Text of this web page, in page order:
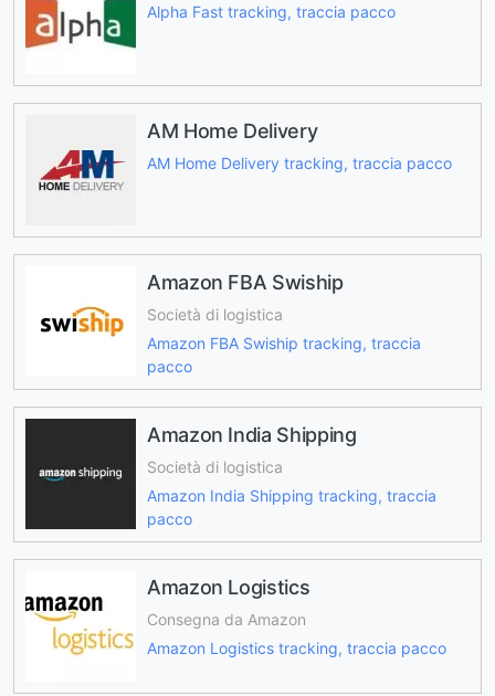
Alpha Fast tracking, traccia pacco
AM Home Delivery
AM Home Delivery tracking, traccia pacco
Amazon FBA Swiship
Società di logistica
Amazon FBA Swiship tracking, traccia
pacco
Amazon India Shipping
Società di logistica
Amazon India Shipping tracking, traccia
pacco
Amazon Logistics
Consegna da Amazon
Amazon Logistics tracking, traccia pacco